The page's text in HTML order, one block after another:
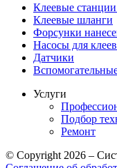
Клеевые
Клеевые шланги
Форсунки
Насосы для
Датчики
Услуги
Подбор
Ремонт
© Copyright 2026 –